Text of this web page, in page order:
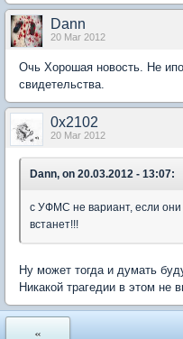
Dann
20 Mar 2012
Очь Хорошая новость. Не
свидетельства.
0x2102
20 Mar 2012
Dann, on 20.03.2012 - 13:07:
с УФМС не вариант, если они
встанет!!!
Ну может тогда и думать
Никакой трагедии в этом не
«